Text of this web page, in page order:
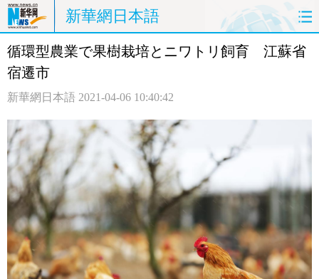
新華網日本語
ホームページ 政治 経済
観光 評論 写真
中日対訳
循環型農業で果樹栽培とニワトリ飼育 江蘇省
宿遷市
新華網日本語 2021-04-06 10:40:42